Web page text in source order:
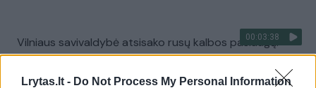
Lrytas.lt - Do Not Process My Personal Information
00:03:38
Vilniaus savivaldybė atsisako rusų kalbos paslaugų:
pokyčiai laukia ir mokyklose
Žinios | Lietuvos diena